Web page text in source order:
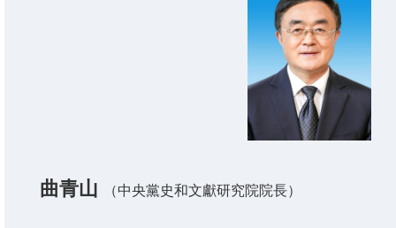
曲青山 （中央黨史和文獻研究院院長）